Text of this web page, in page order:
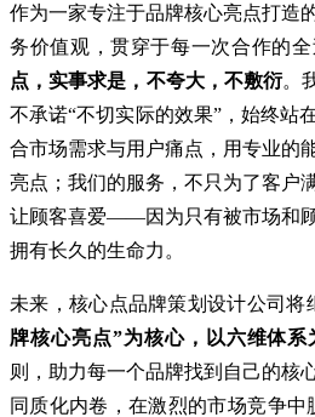
作为一家专注于品牌核心亮点打造
务价值观，贯穿于每一次合作的全
点，实事求是，不夸大，不敷衍。
不承诺“不切实际的效果”，始终站
合市场需求与用户痛点，用专业的
亮点；我们的服务，不只为了客户
让顾客喜爱——因为只有被市场和
拥有长久的生命力。
未来，核心点品牌策划设计公司将
牌核心亮点”为核心，以六维体系
则，助力每一个品牌找到自己的核
同质化内卷，在激烈的市场竞争中